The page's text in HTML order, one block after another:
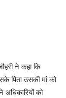
ने कहा कि
पिता उसकी मां को
को